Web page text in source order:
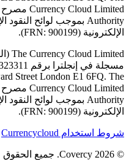
الإلكترونية (FRN: 900199).
Street London E1 6FQ. The
الإلكترونية (FRN: 900199).
شروط استخدام Currencycloud
© 2026 Covercy. جميع الحقوق محفوظة.